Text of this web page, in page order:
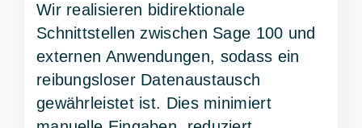
Wir realisieren bidirektionale
Schnittstellen zwischen Sage 100 und
externen Anwendungen, sodass ein
reibungsloser Datenaustausch
gewährleistet ist. Dies minimiert